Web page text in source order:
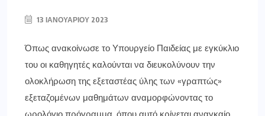
13 ΙΑΝΟΥΑΡΊΟΥ 2023
Όπως ανακοίνωσε το Υπουργείο Παιδείας με εγκύκλιο
του οι καθηγητές καλούνται να διευκολύνουν την
ολοκλήρωση της εξεταστέας ύλης των «γραπτώς»
εξεταζομένων μαθημάτων αναμορφώνοντας το